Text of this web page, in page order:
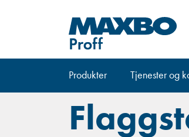
Produkter Tjenester og